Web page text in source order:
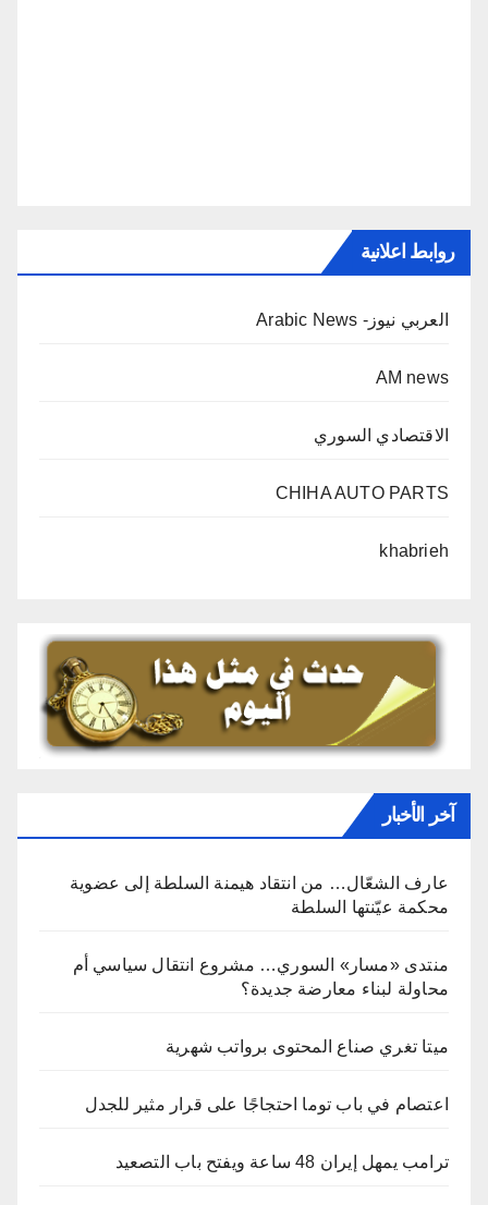
روابط اعلانية
العربي نيوز- Arabic News
AM news
الاقتصادي السوري
CHIHA AUTO PARTS
khabrieh
آخر الأخبار
عارف الشعّال… من انتقاد هيمنة السلطة إلى عضوية
محكمة عيّنتها السلطة
منتدى «مسار» السوري… مشروع انتقال سياسي أم
محاولة لبناء معارضة جديدة؟
ميتا تغري صناع المحتوى برواتب شهرية
اعتصام في باب توما احتجاجًا على قرار مثير للجدل
ترامب يمهل إيران 48 ساعة ويفتح باب التصعيد